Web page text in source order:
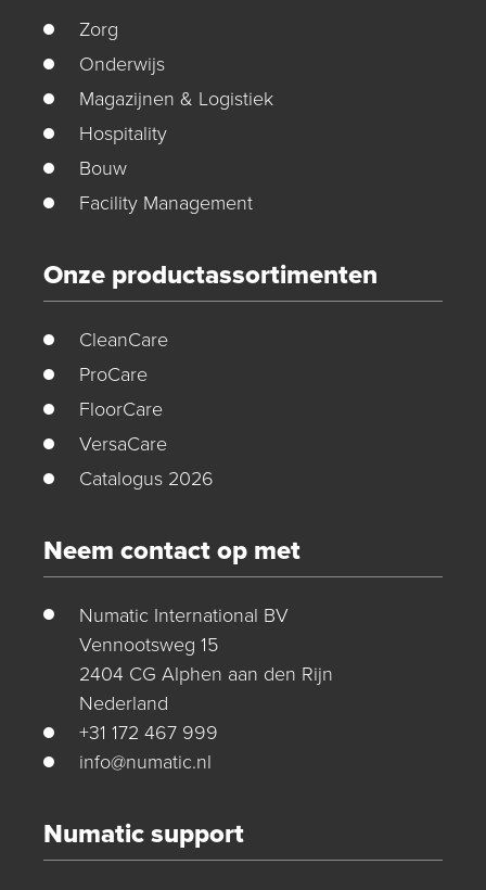
Zorg
Onderwijs
Magazijnen & Logistiek
Hospitality
Bouw
Facility Management
Onze productassortimenten
CleanCare
ProCare
FloorCare
VersaCare
Catalogus 2026
Neem contact op met
Numatic International BV
Vennootsweg 15
2404 CG Alphen aan den Rijn
Nederland
+31 172 467 999
info@numatic.nl
Numatic support